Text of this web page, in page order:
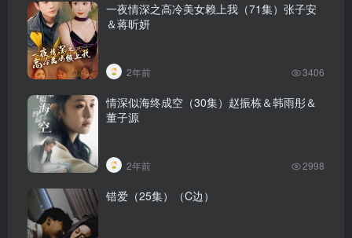
一夜情深之高冷美女赖上我（71集）张子安
＆蒋昕妍
2年前 3406
情深似海终成空（30集）赵振栋＆韩雨彤＆
董子源
2年前 2998
错爱（25集）（C边）